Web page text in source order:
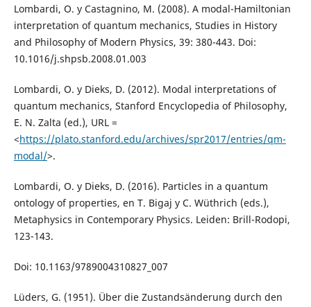
Lombardi, O. y Castagnino, M. (2008). A modal-Hamiltonian
interpretation of quantum mechanics, Studies in History
and Philosophy of Modern Physics, 39: 380-443. Doi:
10.1016/j.shpsb.2008.01.003
Lombardi, O. y Dieks, D. (2012). Modal interpretations of
quantum mechanics, Stanford Encyclopedia of Philosophy,
E. N. Zalta (ed.), URL =
<https://plato.stanford.edu/archives/spr2017/entries/qm-
modal/>.
Lombardi, O. y Dieks, D. (2016). Particles in a quantum
ontology of properties, en T. Bigaj y C. Wüthrich (eds.),
Metaphysics in Contemporary Physics. Leiden: Brill-Rodopi,
123-143.
Doi: 10.1163/9789004310827_007
Lüders, G. (1951). Über die Zustandsänderung durch den